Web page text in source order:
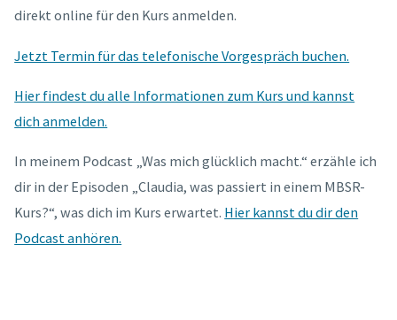
direkt online für den Kurs anmelden.
Jetzt Termin für das telefonische Vorgespräch buchen.
Hier findest du alle Informationen zum Kurs und kannst
dich anmelden.
In meinem Podcast „Was mich glücklich macht.“ erzähle ich
dir in der Episoden „Claudia, was passiert in einem MBSR-
Kurs?“, was dich im Kurs erwartet. Hier kannst du dir den
Podcast anhören.